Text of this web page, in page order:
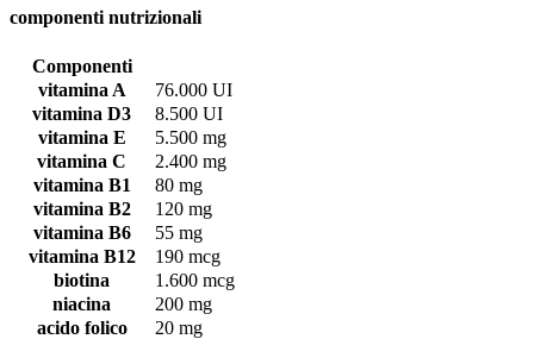
componenti nutrizionali
Componenti
vitamina A
76.000 UI
vitamina D3
8.500 UI
vitamina E
5.500 mg
vitamina C
2.400 mg
vitamina B1
80 mg
vitamina B2
120 mg
vitamina B6
55 mg
vitamina B12
190 mcg
biotina
1.600 mcg
niacina
200 mg
acido folico
20 mg